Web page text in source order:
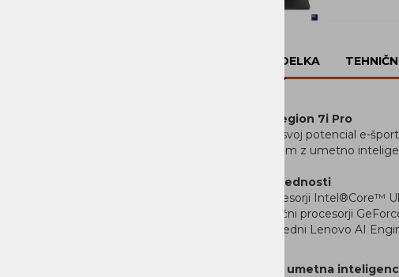
OPIS IZDELKA
Lenovo Legion 7i Pro
Odklenite svoj potencial e-
prenosnikom z umetno
Ključne prednosti
Procesorji Intel®Core™
Grafični procesorji
Napredni Lenovo AI
Napredna umetna